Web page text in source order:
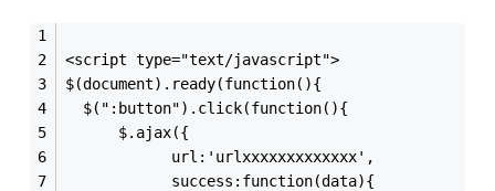
<script type="text/javascript">
$(document).ready(function(){
  $(":button").click(function(){
      $.ajax({
            url:'urlxxxxxxxxxxxxx',
            success:function(data){